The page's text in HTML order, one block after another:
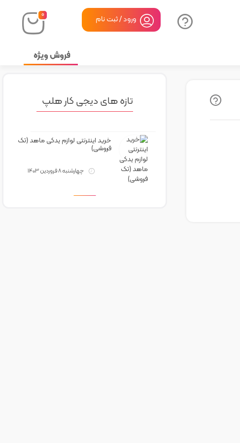
۰ ورود / ثبت نام
فروش ویژه
تازه های دیجی کار هلپ
خرید اینترنتی لوازم یدکی ماهد (تک
فروشی)
چهارشنبه 8 فروردین 1403